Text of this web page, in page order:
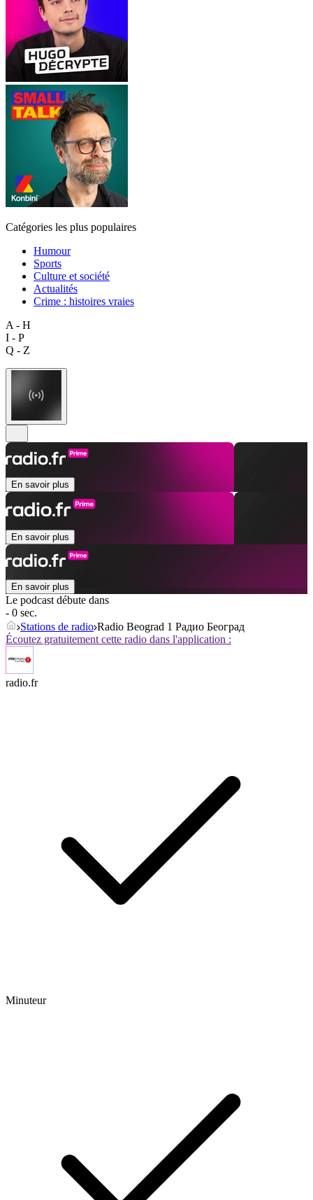
Catégories les plus populaires
Humour
Sports
Culture et société
Actualités
Crime : histoires vraies
A - H
I - P
Q - Z
En savoir plus
En savoir plus
En savoir plus
Le podcast débute dans
- 0 sec.
Stations de radio Radio Beograd 1 Радио Београд
Écoutez gratuitement cette radio dans l'application :
radio.fr
Minuteur